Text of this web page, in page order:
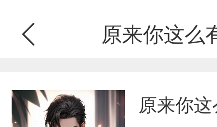
原来你这么
原来你